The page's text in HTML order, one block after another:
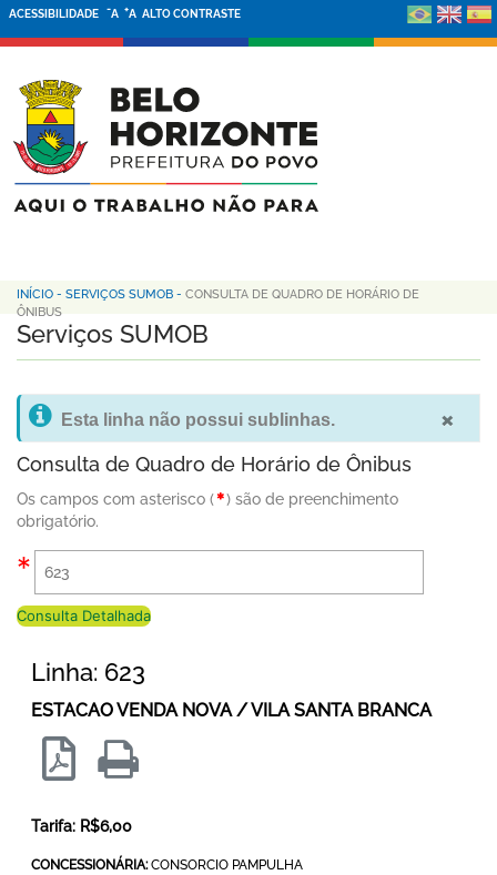
ACESSIBILIDADE -A +A ALTO CONTRASTE
INÍCIO - SERVIÇOS SUMOB - CONSULTA DE QUADRO DE HORÁRIO DE
ÔNIBUS
Serviços SUMOB
×
Esta linha não possui sublinhas.
Consulta de Quadro de Horário de Ônibus
Os campos com asterisco (
) são de preenchimento
obrigatório.
Consulta Detalhada
Linha: 623
ESTACAO VENDA NOVA / VILA SANTA BRANCA
Tarifa: R$6,00
CONCESSIONÁRIA:CONSORCIO PAMPULHA